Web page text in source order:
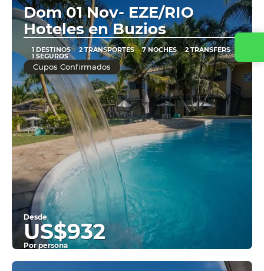
Dom 01 Nov- EZE/RIO
Hoteles en Buzios
1 DESTINOS 2 TRANSPORTES 7 NOCHES 2 TRANSFERS
1 SEGUROS
Cupos Confirmados
Desde
US$932
Por persona
Ver